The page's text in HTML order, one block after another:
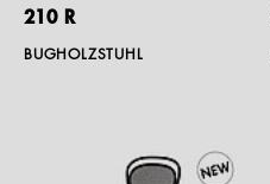
210 R
BUGHOLZSTUHL